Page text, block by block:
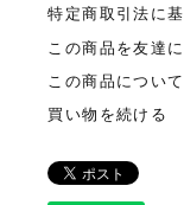
特定商取引法に
この商品を友達
この商品につい
買い物を続ける